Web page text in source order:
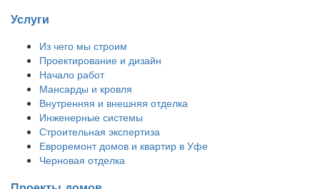
Услуги
Из чего мы строим
Проектирование и дизайн
Начало работ
Мансарды и кровля
Внутренняя и внешняя отделка
Инженерные системы
Строительная экспертиза
Евроремонт домов и квартир в Уфе
Черновая отделка